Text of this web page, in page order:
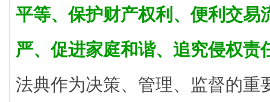
平等、保护财产权利、便利交易
严、促进家庭和谐、追究侵权责
法典作为决策、管理、监督的重